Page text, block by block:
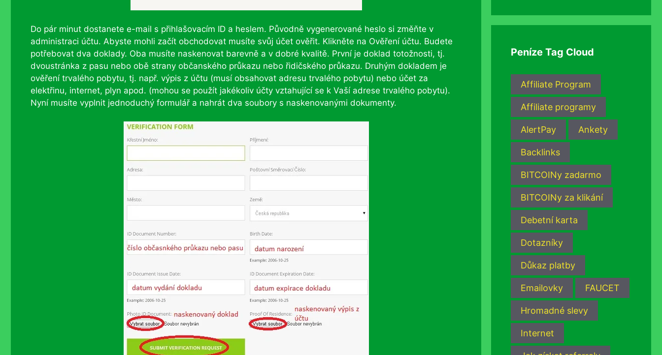
Do pár minut dostanete e-mail s přihlašovacím ID a heslem. Původně vygenerované heslo si změňte v
administraci účtu. Abyste mohli začít obchodovat musíte svůj účet ověřit. Klikněte na Ověření účtu. Budete
potřebovat dva doklady. Oba musíte naskenovat barevně a v dobré kvalitě. První je doklad totožnosti, tj.
dvoustránka z pasu nebo obě strany občanského průkazu nebo řidičského průkazu. Druhým dokladem je
ověření trvalého pobytu, tj. např. výpis z účtu (musí obsahovat adresu trvalého pobytu) nebo účet za
elektřinu, internet, plyn apod. (mohou se použít jakékoliv účty vztahující se k Vaší adrese trvalého pobytu).
Nyní musíte vyplnit jednoduchý formulář a nahrát dva soubory s naskenovanými dokumenty.
Peníze Tag Cloud
Affiliate Program
Affiliate programy
AlertPay Ankety
Backlinks
BITCOINy zadarmo
BITCOINy za klikání
Debetní karta
Dotazníky
Důkaz platby
Emailovky FAUCET
Hromadné slevy
Internet